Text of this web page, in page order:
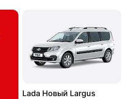
Lada Новый Largus